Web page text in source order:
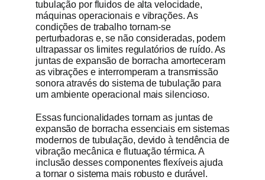
tubulação por fluidos de alta velocidade,
máquinas operacionais e vibrações. As
condições de trabalho tornam-se
perturbadoras e, se não consideradas, podem
ultrapassar os limites regulatórios de ruído. As
juntas de expansão de borracha amorteceram
as vibrações e interromperam a transmissão
sonora através do sistema de tubulação para
um ambiente operacional mais silencioso.
Essas funcionalidades tornam as juntas de
expansão de borracha essenciais em sistemas
modernos de tubulação, devido à tendência de
vibração mecânica e flutuação térmica. A
inclusão desses componentes flexíveis ajuda
a tornar o sistema mais robusto e durável.